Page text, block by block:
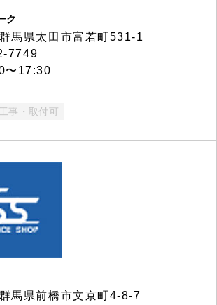
ク
馬県太田市富若町531-1
7749
〜17:30
工事・取付可
馬県前橋市文京町4-8-7